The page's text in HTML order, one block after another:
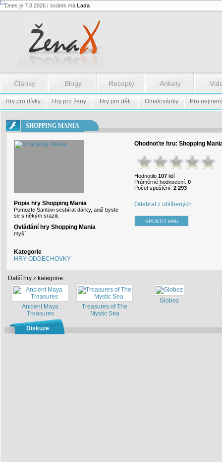
Flash.nazev
Flash.nazev
Dnes je 7.8.2026 | svátek má Lada
Články Blogy Recepty Ankety
Hry pro dívky Hry pro ženy Hry pro děti Omalovánky Pro
SHOPPING MANIA
Popis hry Shopping Mania
Pomozte Santovi sesbírat dárky, aniž byste
se s někým srazili.
Ovládání hry Shopping Mania
myší
Kategorie
HRY ODDECHOVKY
Ohodnoťte hru: Shopping
Hodnotilo 107 lidí
Průměrné hodnocení: 0
Počet spuštění: 2 293
Odebrat z oblíbených
Další hry z kategorie:
Ancient Maya
Treasures
Treasures of The
Mystic Sea
Globez
Diskuze